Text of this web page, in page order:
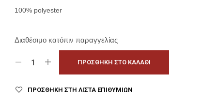
100% polyester
Διαθέσιμο κατόπιν παραγγελίας
ΠΡΟΣΘΉΚΗ ΣΤΟ ΚΑΛΆΘΙ
ΠΡΟΣΘΉΚΗ ΣΤΗ ΛΊΣΤΑ ΕΠΙΘΥΜΙΏΝ